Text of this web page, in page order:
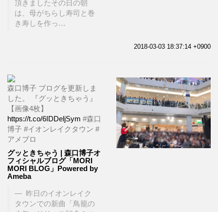
頂きましたその日の朝
は、母がちらし寿司と巻
き寿しを作っ…
2018-03-03 18:37:14 +0900
森口博子 ブログを更新しま
した。 『グッときちゃう』
【画像4枚】
https://t.co/6IDDeljSym #森口
博子 #イオンレイクタウン #
アメブロ
グッときちゃう | 森口博子オ
フィシャルブログ「MORI
MORI BLOG」Powered by
Ameba
昨日のイオンレイク
タウンでの新曲「鳥籠の